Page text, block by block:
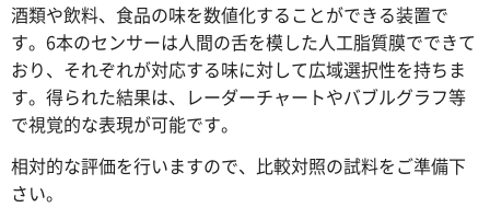
酒類や飲料、食品の味を数値化することができる装置で
す。6本のセンサーは人間の舌を模した人工脂質膜でできて
おり、それぞれが対応する味に対して広域選択性を持ちま
す。得られた結果は、レーダーチャートやバブルグラフ等
で視覚的な表現が可能です。
相対的な評価を行いますので、比較対照の試料をご準備下
さい。